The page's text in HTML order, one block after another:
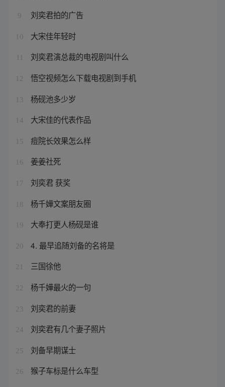
9 刘奕君拍的广告
10 大宋佳年轻时
刘奕君演总裁的电视剧叫什么
12 悟空视频怎么下载电视剧到手机
13 杨砚池多少岁
14 大宋佳的代表作品
15 痘院长效果怎么样
16 姜姜社死
17 刘奕君 获奖
18 杨千嬅文案朋友圈
19 大奉打更人杨砚是谁
20 4. 最早追随刘备的名将是
21 三国徐他
22 杨千嬅最火的一句
23 刘奕君的前妻
24 刘奕君有几个妻子照片
25 刘备早期谋士
26
猴子车标是什么车型